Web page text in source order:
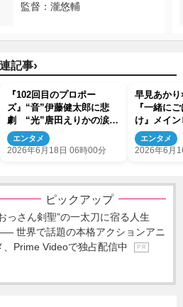
監督：瀧悠輔
記事›
『102回目のプロポー
ズ』“音”伊藤健太郎に悲
劇 “光”唐田えりかの涙に
騒然「最終回を待たずに」
「号泣」（ネタバレあり）
エンタメ
2026年6月18日 06時00分
早見あか
『一緒に
け』メイ
禁 追加キ
漣、岸明日
エンタメ
2026年6月
ピックアップ
っさん剣聖”の一太刀に宿る人生
世界で話題の本格アクションアニ
、Prime Videoで独占配信中
P R